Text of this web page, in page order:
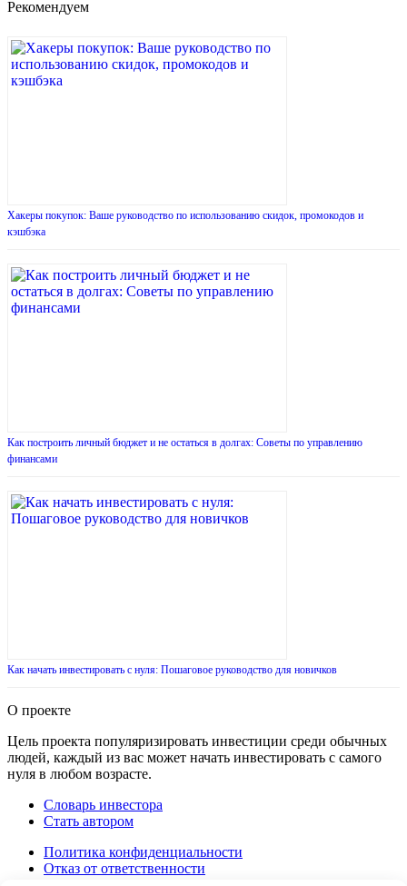
Рекомендуем
Хакеры покупок: Ваше руководство по использованию скидок, промокодов и
кэшбэка
Как построить личный бюджет и не остаться в долгах: Советы по управлению
финансами
Как начать инвестировать с нуля: Пошаговое руководство для новичков
О проекте
Цель проекта популяризировать инвестиции среди обычных
людей, каждый из вас может начать инвестировать с самого
нуля в любом возрасте.
Словарь инвестора
Стать автором
Политика конфиденциальности
Отказ от ответственности